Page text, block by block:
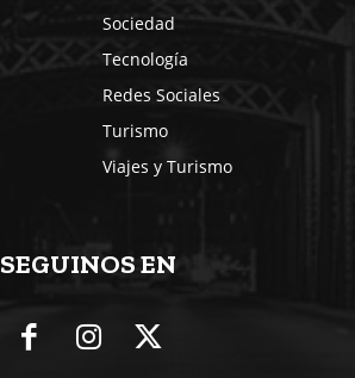
Sociedad
Tecnología
Redes Sociales
Turismo
Viajes y Turismo
SEGUINOS EN